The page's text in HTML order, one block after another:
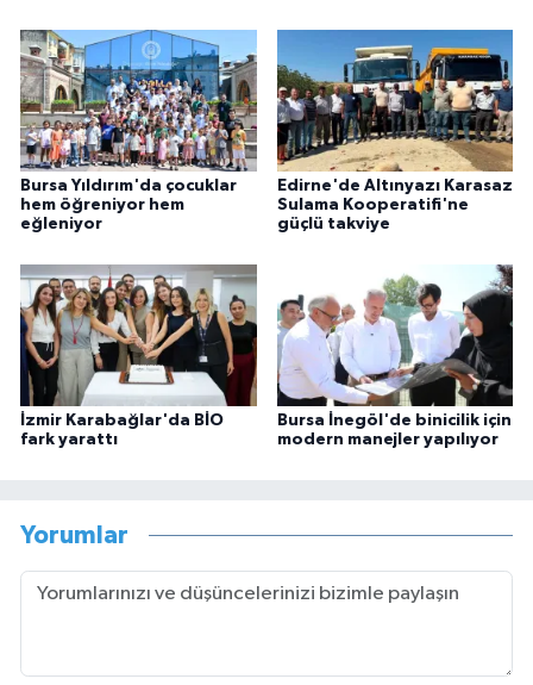
Bursa Yıldırım'da çocuklar
hem öğreniyor hem
eğleniyor
Edirne'de Altınyazı Karasaz
Sulama Kooperatifi'ne
güçlü takviye
İzmir Karabağlar'da BİO
fark yarattı
Bursa İnegöl'de binicilik için
modern manejler yapılıyor
Yorumlar